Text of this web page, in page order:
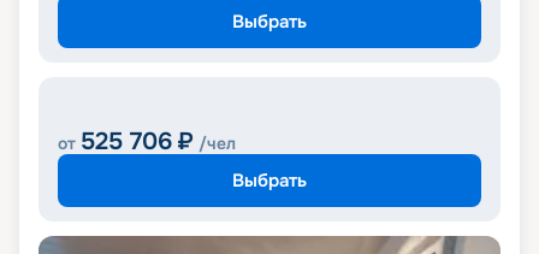
Выбрать
от 525 706 ₽ /чел
Выбрать